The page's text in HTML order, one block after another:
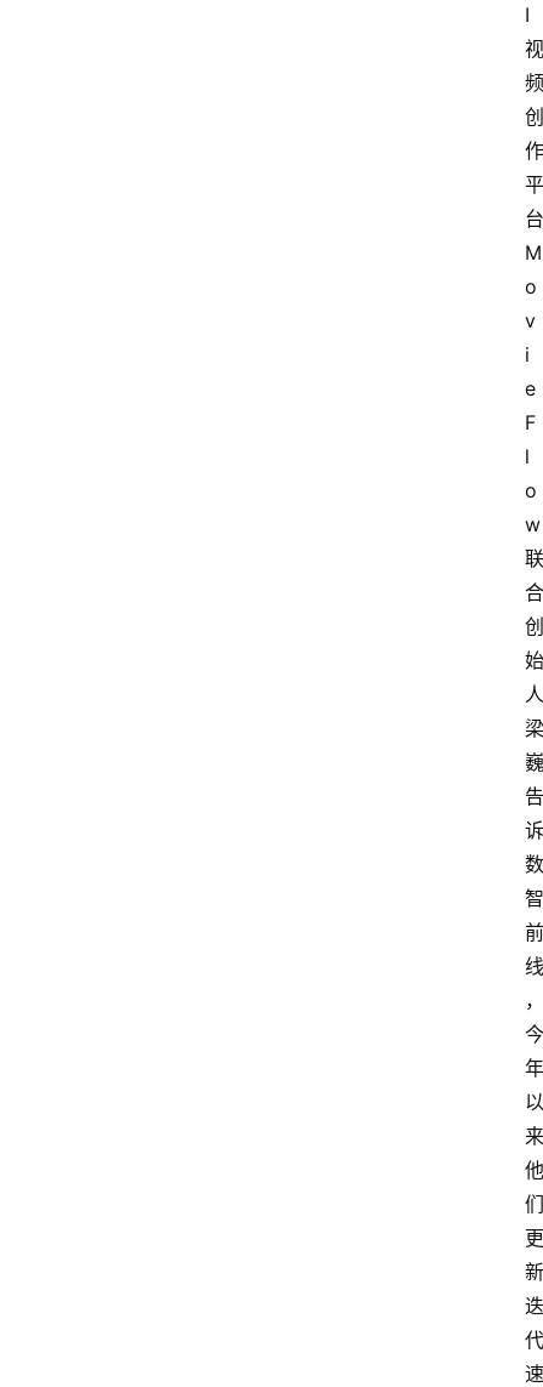
I
视
频
创
作
平
台
M
o
v
i
e
F
l
o
w
联
合
创
始
人
梁
巍
告
诉
数
智
前
线
，
今
年
以
来
他
们
更
新
迭
代
速